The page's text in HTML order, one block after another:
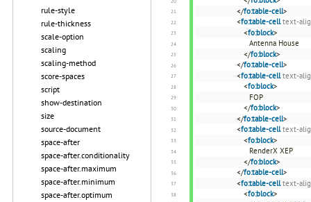
rule-style
rule-thickness
scale-option
scaling
scaling-method
score-spaces
script
show-destination
size
source-document
space-after
space-after.conditionality
space-after.maximum
space-after.minimum
space-after.optimum
</fo:table-cell>
<fo:table-cell text-
<fo:block>
Antenna House
</fo:block>
</fo:table-cell>
<fo:table-cell text-
<fo:block>
FOP
</fo:block>
</fo:table-cell>
<fo:table-cell text-
<fo:block>
RenderX XEP
</fo:block>
</fo:table-cell>
<fo:table-cell text-
<fo:block>